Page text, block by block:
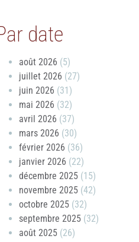
date
août 2026 (5)
juillet 2026 (27)
juin 2026 (31)
mai 2026 (32)
avril 2026 (37)
mars 2026 (30)
février 2026 (36)
janvier 2026 (22)
décembre 2025 (15)
novembre 2025 (42)
octobre 2025 (32)
septembre 2025 (32)
août 2025 (26)